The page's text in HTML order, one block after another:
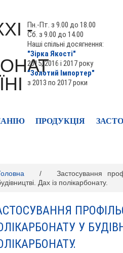
Пн.-Пт. з 9.00 до 18.00
Сб. з 9.00 до 14.00
Наші спільні досягнення:
"Зірка Якості"
2015, 2016 і 2017 року
"Золотий Імпортер"
з 2013 по 2017 роки
ПРОДУКЦІЯ
/
Застосування
Дах із полікарбонату.
У